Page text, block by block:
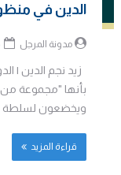
الدين في
مدونة المرجل
زيد نجم الدين |
بأنها "مجموعة
ويخضعون لسلطة
قراءة المزيد